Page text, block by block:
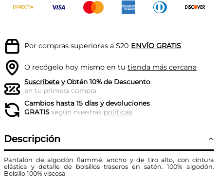
Por compras superiores a $20 ENVÍO GRATIS
O recógelo hoy mismo en tu tienda más cercana
Suscríbetey Obtén 10% de Descuento
en tu primera compra
Cambios hasta 15 días y devoluciones
GRATISsegún nuestras políticas
Descripción
Pantalón de algodón flammé, ancho y de tiro alto, con cintura
elástica y detalle de bolsillos traseros en satén. 100% algodón.
Bolsillo 100% viscosa